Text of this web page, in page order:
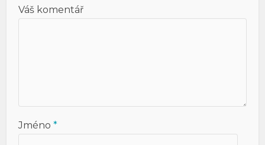
Váš komentář
Jméno*